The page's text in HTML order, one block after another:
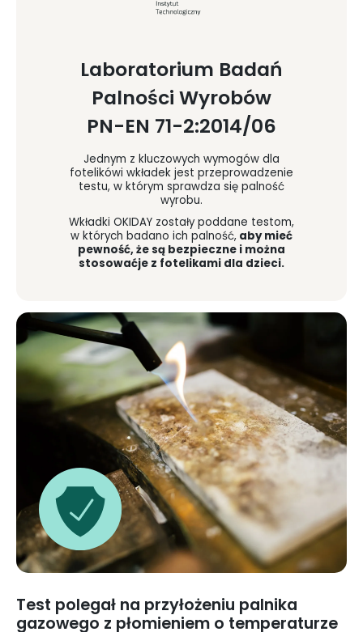
Laboratorium Badań
Palności Wyrobów
PN-EN 71-2:2014/06
Jednym z kluczowych wymogów dla
fotelikówi wkładek jest przeprowadzenie
testu, w którym sprawdza się palność
wyrobu.
Wkładki OKIDAY zostały poddane testom,
w których badano ich palność, aby mieć
pewność, że są bezpieczne i można
stosowaćje z fotelikami dla dzieci.
Test polegał na przyłożeniu palnika
gazowego z płomieniem o temperaturze